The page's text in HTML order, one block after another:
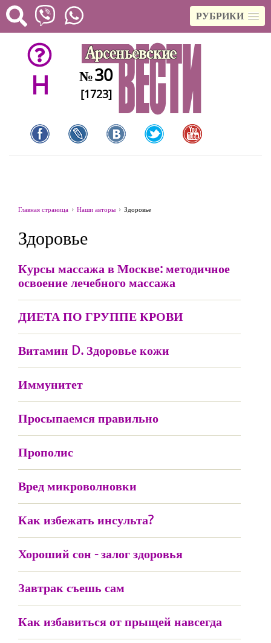
РУБРИКИ
H №30
[1723]
Главная страница Наши авторы Здоровье
Здоровье
Курсы массажа в Москве: методичное
освоение лечебного массажа
ДИЕТА ПО ГРУППЕ КРОВИ
Витамин D. Здоровье кожи
Иммунитет
Просыпаемся правильно
Прополис
Вред микроволновки
Как избежать инсульта?
Хороший сон - залог здоровья
Завтрак съешь сам
Как избавиться от прыщей навсегда